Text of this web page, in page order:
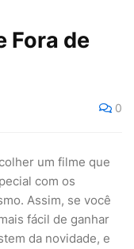
Fora de
0
um filme que
com os
Assim, se você
fácil de ganhar
da novidade, e